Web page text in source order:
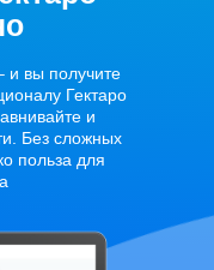
и вы получите
Гектаро
и
Без сложных
польза для